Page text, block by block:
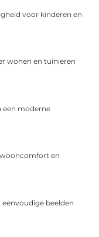
voor kinderen en
wonen en tuinieren
een moderne
en
beelden